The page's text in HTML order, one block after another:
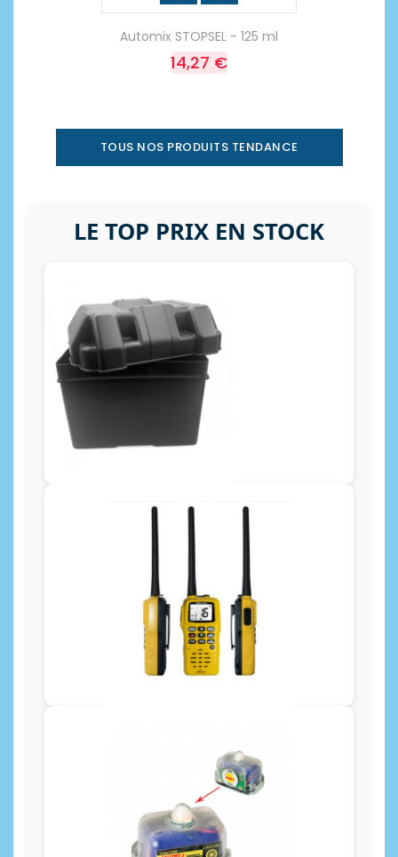
Automix STOPSEL - 125 ml
14,27 €
TOUS NOS PRODUITS TENDANCE
LE TOP PRIX EN STOCK